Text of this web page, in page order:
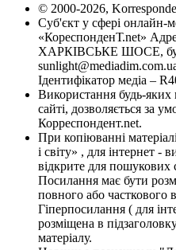
© 2000-2026,
Суб'єкт у сфері онлайн-
«КореспонденТ.net»
ХАРКІВСЬКЕ ШОСЕ,
Ідентифікатор медіа –
Використання будь-яких
сайті, дозволяється за
Корреспондент.net.
При копіюванні
і світу» , для інтернет -
відкрите для пошукових
Посилання має бути
повного або часткового
Гіперпосилання ( для
розміщена в
матеріалу.